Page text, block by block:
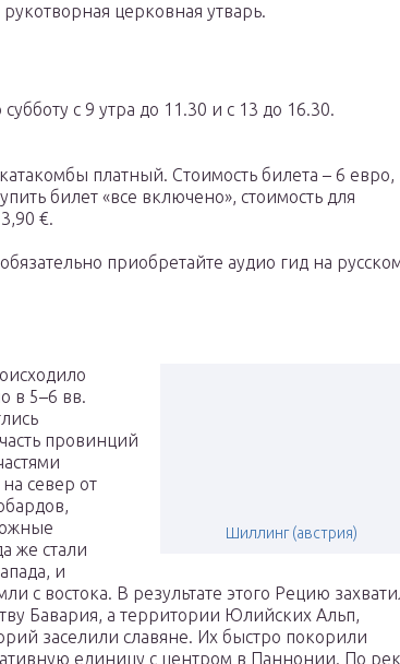
церковная утварь.
с 9 утра до 11.30 и с 13 до 16.30.
платный. Стоимость билета – 6 евро,
билет «все включено», стоимость для
€.
приобретайте аудио гид на
Шиллинг (австрия)
в 5–6 вв.
провинций
на север от
же стали
и
с востока. В результате этого Рецию
Бавария, а территории Юлийских Альп,
заселили славяне. Их быстро покорили
единицу с центром в Паннонии. По